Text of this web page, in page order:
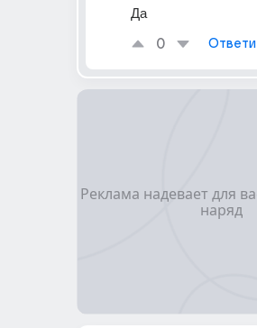
Да
0